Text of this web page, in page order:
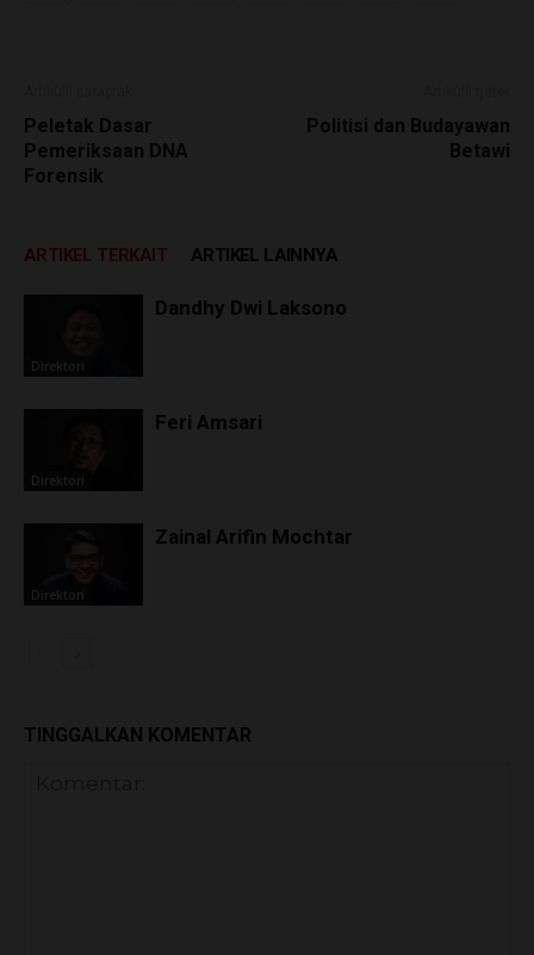
Peletak Dasar
Pemeriksaan DNA
Forensik
Politisi dan Budayawan
Betawi
ARTIKEL TERKAIT ARTIKEL LAINNYA
Direktori
Dandhy Dwi Laksono
Direktori
Feri Amsari
Direktori
Zainal Arifin Mochtar
TINGGALKAN KOMENTAR